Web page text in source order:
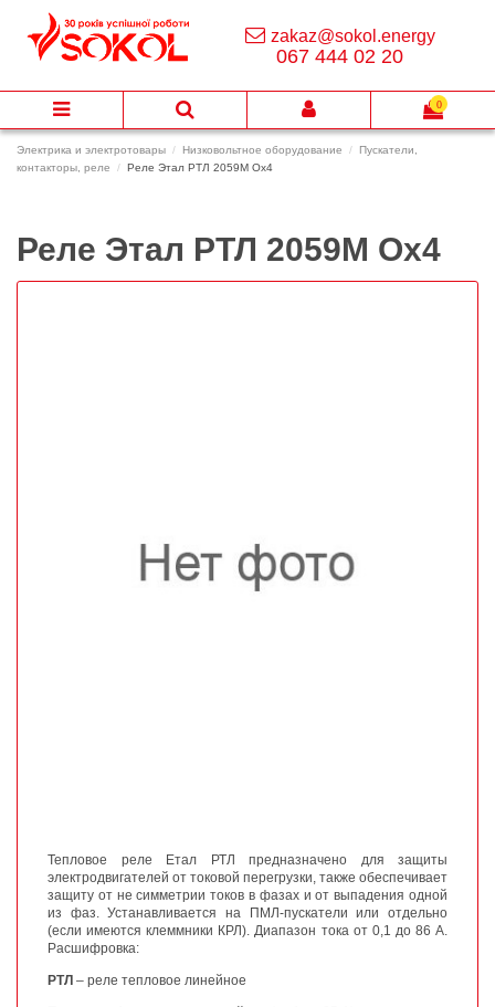
Электрика и электротовары Низковольтное оборудование
Пускатели,
контакторы, реле
Реле Этал РТЛ 2059М Ох4
Реле Этал РТЛ 2059М Ох4
Тепловое реле Етал РТЛ предназначено для защиты
электродвигателей от токовой перегрузки, также обеспечивает
защиту от не симметрии токов в фазах и от выпадения одной
из фаз. Устанавливается на ПМЛ-пускатели или отдельно
(если имеются клеммники КРЛ). Диапазон тока от 0,1 до 86 А.
Расшифровка:
РТЛ – реле тепловое линейное
zakaz@sokol.energy
067 444 02 20
0